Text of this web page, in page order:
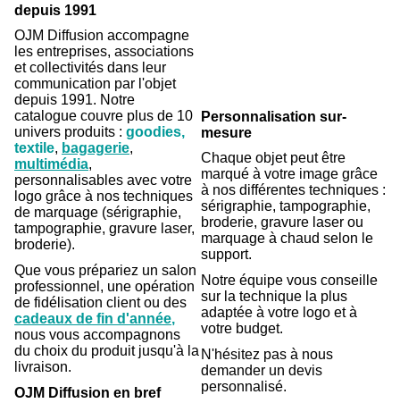
depuis 1991
OJM Diffusion accompagne
les entreprises, associations
et collectivités dans leur
communication par l'objet
depuis 1991. Notre
catalogue couvre plus de 10
univers produits : goodies,
textile, bagagerie,
multimédia,
personnalisables avec votre
logo grâce à nos techniques
de marquage (sérigraphie,
tampographie, gravure laser,
broderie).
Que vous prépariez un salon
professionnel, une opération
de fidélisation client ou des
cadeaux de fin d'année,
nous vous accompagnons
du choix du produit jusqu'à la
livraison.
OJM Diffusion en bref
Personnalisation sur-
mesure
Chaque objet peut être
marqué à votre image grâce
à nos différentes techniques :
sérigraphie, tampographie,
broderie, gravure laser ou
marquage à chaud selon le
support.
Notre équipe vous conseille
sur la technique la plus
adaptée à votre logo et à
votre budget.
N'hésitez pas à nous
demander un devis
personnalisé.